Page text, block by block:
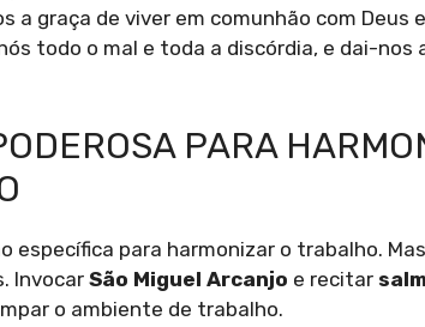
a graça de viver em comunhão com Deus
todo o mal e toda a discórdia, e dai-nos
PARA
específica para harmonizar o trabalho.
Invocar São Miguel Arcanjo e recitar
o ambiente de trabalho.